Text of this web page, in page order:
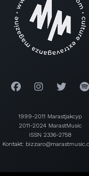
1999-2011 Marastjakcyp
2011-2024 MarastMusic
ISSN 2336-2758
Kontakt: